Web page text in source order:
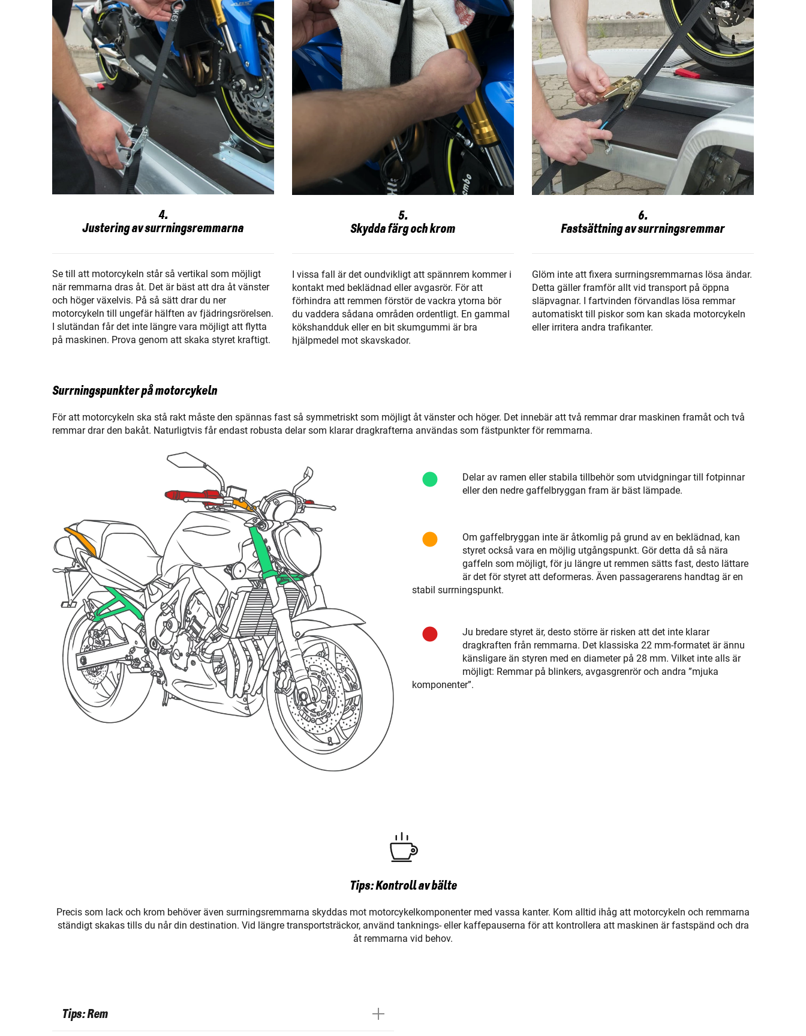
4.
Justering av surrningsremmarna
Se till att motorcykeln står så vertikal som möjligt
när remmarna dras åt. Det är bäst att dra åt vänster
och höger växelvis. På så sätt drar du ner
motorcykeln till ungefär hälften av fjädringsrörelsen.
I slutändan får det inte längre vara möjligt att flytta
på maskinen. Prova genom att skaka styret kraftigt.
5.
Skydda färg och krom
I vissa fall är det oundvikligt att spännrem kommer i
kontakt med beklädnad eller avgasrör. För att
förhindra att remmen förstör de vackra ytorna bör
du vaddera sådana områden ordentligt. En gammal
kökshandduk eller en bit skumgummi är bra
hjälpmedel mot skavskador.
6.
Fastsättning av surrningsremmar
Glöm inte att fixera surrningsremmarnas lösa ändar.
Detta gäller framför allt vid transport på öppna
släpvagnar. I fartvinden förvandlas lösa remmar
automatiskt till piskor som kan skada motorcykeln
eller irritera andra trafikanter.
Surrningspunkter på motorcykeln
För att motorcykeln ska stå rakt måste den spännas fast så symmetriskt som möjligt åt vänster och höger. Det innebär att två remmar drar maskinen framåt och två
remmar drar den bakåt. Naturligtvis får endast robusta delar som klarar dragkrafterna användas som fästpunkter för remmarna.
Delar av ramen eller stabila tillbehör som utvidgningar till fotpinnar
eller den nedre gaffelbryggan fram är bäst lämpade.
Om gaffelbryggan inte är åtkomlig på grund av en beklädnad, kan
styret också vara en möjlig utgångspunkt. Gör detta då så nära
gaffeln som möjligt, för ju längre ut remmen sätts fast, desto lättare
är det för styret att deformeras. Även passagerarens handtag är en
stabil surrningspunkt.
Ju bredare styret är, desto större är risken att det inte klarar
dragkraften från remmarna. Det klassiska 22 mm-formatet är ännu
känsligare än styren med en diameter på 28 mm. Vilket inte alls är
möjligt: Remmar på blinkers, avgasgrenrör och andra ”mjuka
komponenter”.
Tips: Kontroll av bälte
Precis som lack och krom behöver även surrningsremmarna skyddas mot motorcykelkomponenter med vassa kanter. Kom alltid ihåg att motorcykeln och remmarna
ständigt skakas tills du når din destination. Vid längre transportsträckor, använd tanknings- eller kaffepauserna för att kontrollera att maskinen är fastspänd och dra
åt remmarna vid behov.
Tips: Rem